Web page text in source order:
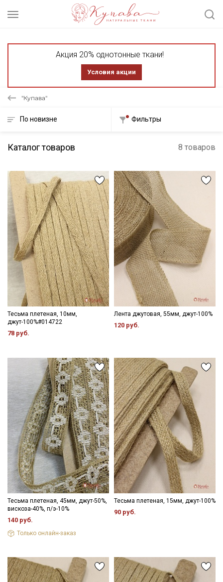
Акция 20% однотонные ткани!
Условия акции
"Купава"
По новизне Фильтры
Каталог товаров 8 товаров
Тесьма плетеная, 10мм,
джут-100%#014722
78 руб.
Лента джутовая, 55мм, джут-100%
120 руб.
Тесьма плетеная, 45мм, джут-50%,
вискоза-40%, п/э-10%
140 руб.
Только онлайн-заказ
Тесьма плетеная, 15мм, джут-100%
90 руб.
Секретная рассылка от Купава
промокоды и скидки до 30% на узкие
категории тканей